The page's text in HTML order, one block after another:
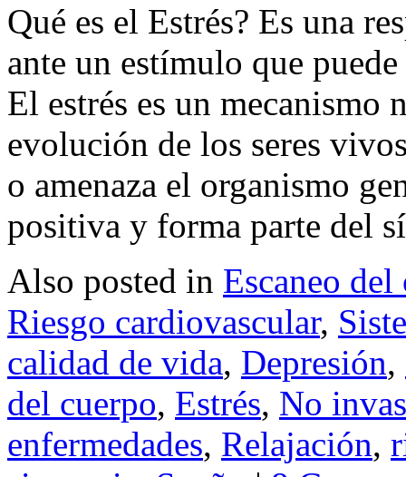
Qué es el Estrés? Es una
ante un estímulo que
El estrés es un mecanismo
evolución de los seres
o amenaza el organismo
positiva y forma parte del
Also posted in Escaneo del
Riesgo cardiovascular,
calidad de vida, Depresión,
del cuerpo, Estrés, No
enfermedades, Relajación,